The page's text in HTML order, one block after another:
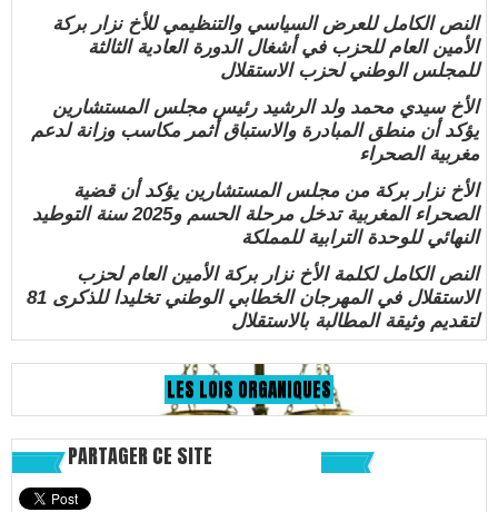
النص الكامل للعرض السياسي والتنظيمي للأخ نزار بركة
الأمين العام للحزب في أشغال الدورة العادية الثالثة
للمجلس الوطني لحزب الاستقلال
الأخ سيدي محمد ولد الرشيد رئيس مجلس المستشارين
يؤكد أن منطق المبادرة والاستباق أثمر مكاسب وزانة لدعم
مغربية الصحراء
الأخ نزار بركة من مجلس المستشارين يؤكد أن قضية
الصحراء المغربية تدخل مرحلة الحسم و2025 سنة التوطيد
النهائي للوحدة الترابية للمملكة
النص الكامل لكلمة الأخ نزار بركة الأمين العام لحزب
الاستقلال في المهرجان الخطابي الوطني تخليدا للذكرى 81
لتقديم وثيقة المطالبة بالاستقلال
LES LOIS ORGANIQUES
PARTAGER CE SITE